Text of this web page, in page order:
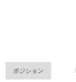
ポジション